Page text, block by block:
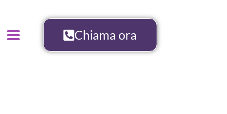
Chiama ora